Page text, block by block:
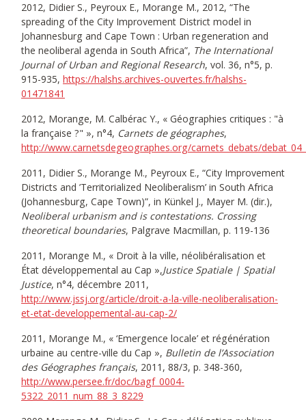
2012, Didier S., Peyroux E., Morange M., 2012, “The
spreading of the City Improvement District model in
Johannesburg and Cape Town : Urban regeneration and
the neoliberal agenda in South Africa”, The International
Journal of Urban and Regional Research, vol. 36, n°5, p.
915-935, https://halshs.archives-ouvertes.fr/halshs-
01471841
2012, Morange, M. Calbérac Y., « Géographies critiques : "à
la française ?" », n°4, Carnets de géographes,
http://www.carnetsdegeographes.org/carnets_debats/
2011, Didier S., Morange M., Peyroux E., “City Improvement
Districts and ’Territorialized Neoliberalism’ in South Africa
(Johannesburg, Cape Town)”, in Künkel J., Mayer M. (dir.),
Neoliberal urbanism and is contestations. Crossing
theoretical boundaries, Palgrave Macmillan, p. 119-136
2011, Morange M., « Droit à la ville, néolibéralisation et
État développemental au Cap »,Justice Spatiale | Spatial
Justice, n°4, décembre 2011,
http://www.jssj.org/article/droit-a-la-ville-neoliberalisation-
et-etat-developpemental-au-cap-2/
2011, Morange M., « ‘Emergence locale’ et régénération
urbaine au centre-ville du Cap », Bulletin de l’Association
des Géographes français, 2011, 88/3, p. 348-360,
http://www.persee.fr/doc/bagf_0004-
5322_2011_num_88_3_8229